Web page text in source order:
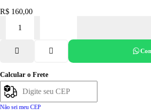
R$ 160,00
Calcular o Frete
Não sei meu CEP